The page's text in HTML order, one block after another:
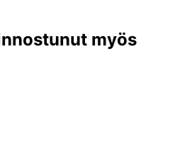
myös